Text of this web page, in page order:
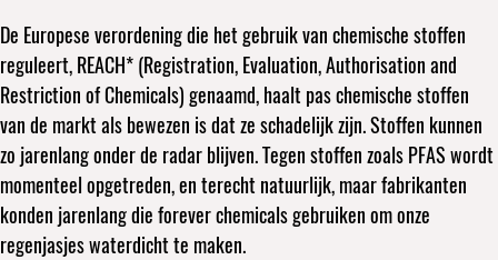
De Europese verordening die het gebruik van chemische stoffen
reguleert, REACH* (Registration, Evaluation, Authorisation and
Restriction of Chemicals) genaamd, haalt pas chemische stoffen
van de markt als bewezen is dat ze schadelijk zijn. Stoffen kunnen
zo jarenlang onder de radar blijven. Tegen stoffen zoals PFAS wordt
momenteel opgetreden, en terecht natuurlijk, maar fabrikanten
konden jarenlang die forever chemicals gebruiken om onze
regenjasjes waterdicht te maken.